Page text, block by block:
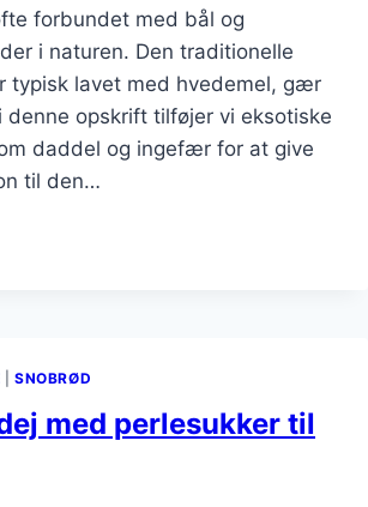
forbundet med bål og
i naturen. Den traditionelle
typisk lavet med hvedemel, gær
denne opskrift tilføjer vi eksotiske
daddel og ingefær for at give
til den…
SNOBRØD
med perlesukker til